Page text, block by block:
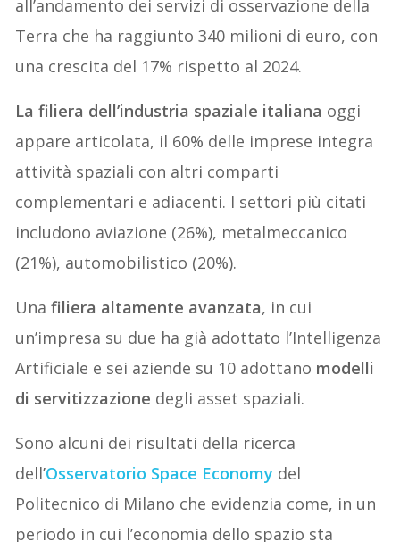
all’andamento dei servizi di osservazione della
Terra che ha raggiunto 340 milioni di euro, con
una crescita del 17% rispetto al 2024.
La filiera dell’industria spaziale italiana oggi
appare articolata, il 60% delle imprese integra
attività spaziali con altri comparti
complementari e adiacenti. I settori più citati
includono aviazione (26%), metalmeccanico
(21%), automobilistico (20%).
Unafiliera altamente avanzata, in cui
un’impresa su due ha già adottato l’Intelligenza
Artificiale e sei aziende su 10 adottano modelli
di servitizzazione degli asset spaziali.
Sono alcuni dei risultati della ricerca
dell’Osservatorio Space Economy del
Politecnico di Milano che evidenzia come, in un
periodo in cui l’economia dello spazio sta